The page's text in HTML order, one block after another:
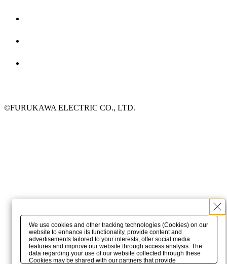
©FURUKAWA ELECTRIC CO., LTD.
We use cookies and other tracking technologies (Cookies) on our
website to enhance its functionality, provide content and
advertisements tailored to your interests, offer social media
features and improve our website through access analysis. The
data regarding your use of our website collected through these
Cookies may be shared with our partners that provide